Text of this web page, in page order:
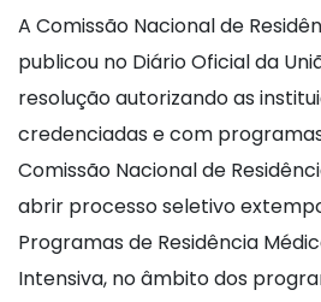
A Comissão Nacional de
publicou no Diário Oficial da
resolução autorizando as
credenciadas e com
Comissão Nacional de
abrir processo seletivo
Programas de Residência
Intensiva, no âmbito dos